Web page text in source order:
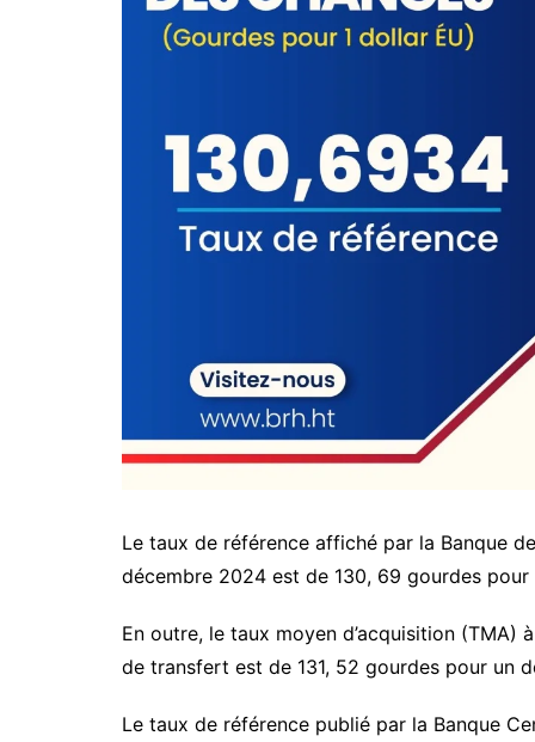
Le taux de référence affiché par la Banque
décembre 2024 est de 130, 69 gourdes pour
En outre, le taux moyen d’acquisition (TMA)
de transfert est de 131, 52 gourdes pour un
Le taux de référence publié par la Banque